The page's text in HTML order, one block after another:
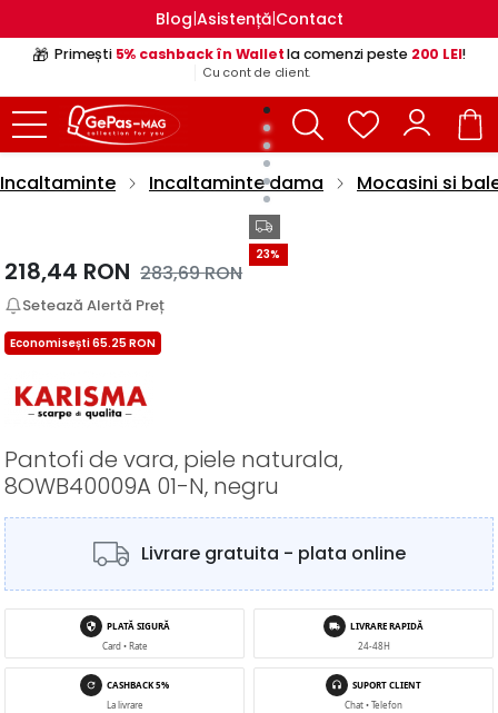
Blog|Asistență|Contact
🎁 Primești 5% cashback în Walletla comenzi peste 200 LEI!
Cu cont de client.
Incaltaminte Incaltaminte dama Mocasini si
23%
218,44 RON 283,69RON
Setează Alertă Preț
Economisești 65.25 RON
Pantofi de vara, piele naturala,
8OWB40009A 01-N, negru
Livrare gratuita - plata online
PLATĂ SIGURĂ
Card • Rate
LIVRARE RAPIDĂ
24-48H
CASHBACK 5%
La livrare
SUPORT CLIENT
Chat • Telefon